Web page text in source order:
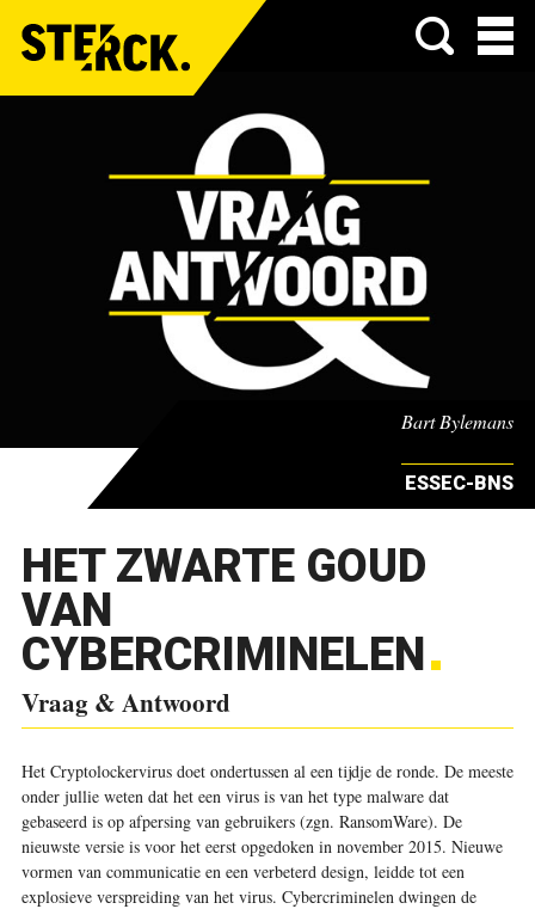
Menu
Bart Bylemans
ESSEC-BNS
HET ZWARTE GOUD
VAN
CYBERCRIMINELEN
Vraag & Antwoord
Het Cryptolockervirus doet onder­tussen al een tijdje de ronde. De meeste
onder jullie weten dat het een virus is van het type malware dat
gebaseerd is op afpersing van gebruikers (zgn. RansomWare). De
nieuwste versie is voor het eerst opgedoken in november 2015. Nieuwe
vormen van communicatie en een verbeterd design, leidde tot een
explosieve verspreiding van het virus. Cybercriminelen dwingen de